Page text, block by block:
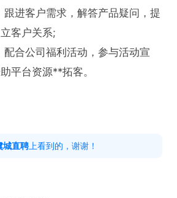
进客户需求，解答产品疑问，提
客户关系;
合公司福利活动，参与活动宣
平台资源**拓客。
通、有上进心，想靠努力提升收
，零基础培训，专业导师带教；
城直聘 上看到的，谢谢！